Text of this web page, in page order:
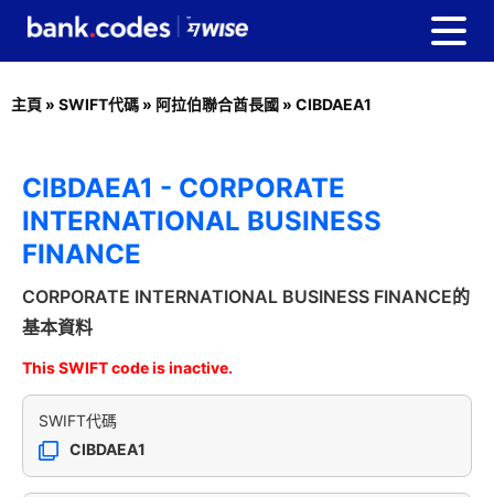
主頁 » SWIFT代碼 » 阿拉伯聯合酋長國 » CIBDAEA1
CIBDAEA1 - CORPORATE
INTERNATIONAL BUSINESS
FINANCE
CORPORATE INTERNATIONAL BUSINESS FINANCE的
基本資料
This SWIFT code is inactive.
SWIFT代碼
CIBDAEA1